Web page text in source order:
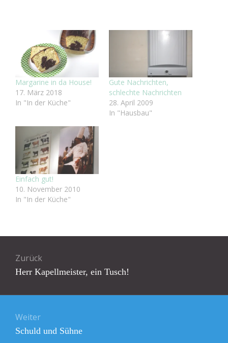
Margarine in da House!
17. März 2018
In "In der Küche"
Gute Nachrichten,
schlechte Nachrichten
28. April 2009
In "Hausbau"
Einfach gut!
10. November 2010
In "In der Küche"
Zurück
Vorheriger
Herr Kapellmeister, ein Tusch!
Weiter
Nächster
Schuld und Sühne